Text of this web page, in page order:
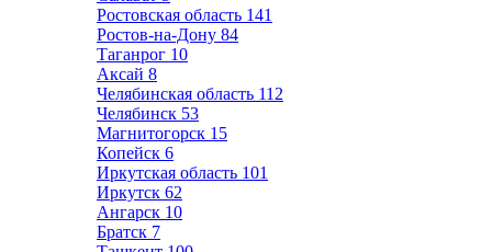
Ростовская область 141
Ростов-на-Дону 84
Таганрог 10
Аксай 8
Челябинская область 112
Челябинск 53
Магнитогорск 15
Копейск 6
Иркутская область 101
Иркутск 62
Ангарск 10
Братск 7